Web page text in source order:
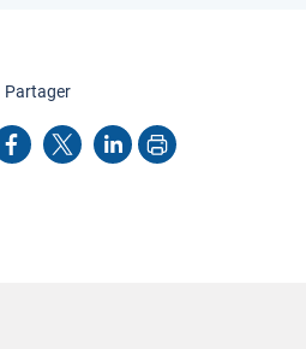
Partagercette page
l'adresse
X LinkedInImprimer